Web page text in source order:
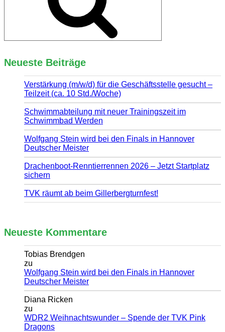
Neueste Beiträge
Verstärkung (m/w/d) für die Geschäftsstelle gesucht –
Teilzeit (ca. 10 Std./Woche)
Schwimmabteilung mit neuer Trainingszeit im
Schwimmbad Werden
Wolfgang Stein wird bei den Finals in Hannover
Deutscher Meister
Drachenboot-Renntierrennen 2026 – Jetzt Startplatz
sichern
TVK räumt ab beim Gillerbergturnfest!
Neueste Kommentare
Tobias Brendgen
zu
Wolfgang Stein wird bei den Finals in Hannover
Deutscher Meister
Diana Ricken
zu
WDR2 Weihnachtswunder – Spende der TVK Pink
Dragons